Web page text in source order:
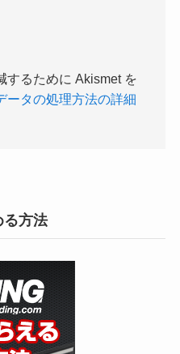
するために Akismet を
ータの処理方法の詳細
る方法